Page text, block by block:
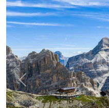
Previous